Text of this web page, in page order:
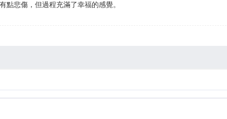
點悲傷，但過程充滿了幸福的感覺。